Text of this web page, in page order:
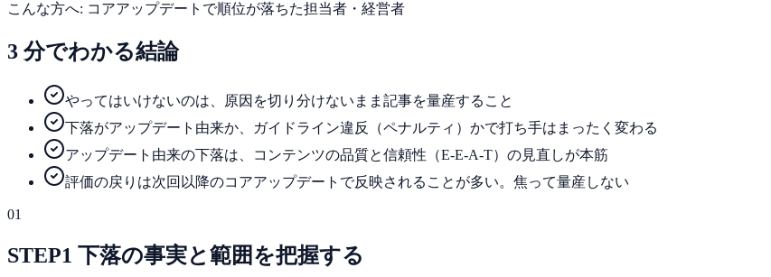
こんな方へ: コアアップデートで順位が落ちた担当者・経営者
3 分でわかる結論
やってはいけないのは、原因を切り分けないまま記事を量産すること
下落がアップデート由来か、ガイドライン違反（ペナルティ）かで打ち手はまったく変わる
アップデート由来の下落は、コンテンツの品質と信頼性（E-E-A-T）の見直しが本筋
評価の戻りは次回以降のコアアップデートで反映されることが多い。焦って量産しない
01
STEP1 下落の事実と範囲を把握する